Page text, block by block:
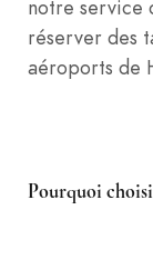
notre service
réserver des
aéroports de
Pourquoi